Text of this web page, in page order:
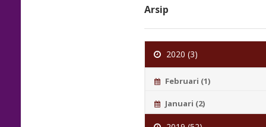
Arsip
2020 (3)
Februari (1)
Januari (2)